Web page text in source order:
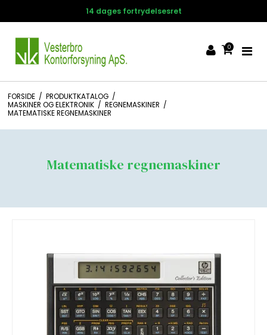
14 dages fortrydelsesret
0
FORSIDE / PRODUKTKATALOG /
MASKINER OG ELEKTRONIK / REGNEMASKINER /
MATEMATISKE REGNEMASKINER
Matematiske regnemaskiner